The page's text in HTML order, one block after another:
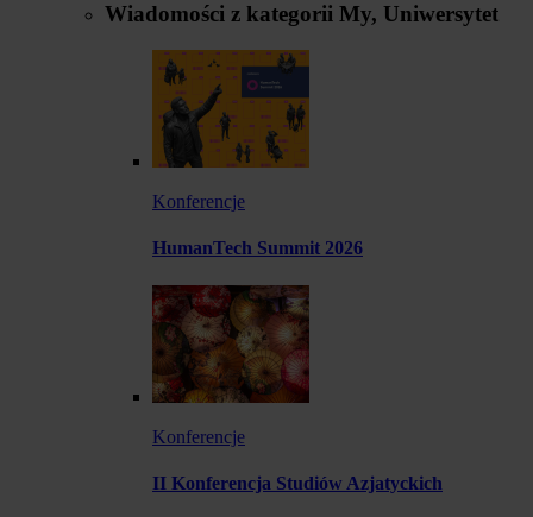
Wiadomości z kategorii My, Uniwersytet
Konferencje
HumanTech Summit 2026
Konferencje
II Konferencja Studiów Azjatyckich